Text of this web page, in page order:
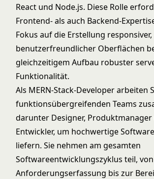
React und Node.js. Diese Rolle
Frontend- als auch Backend-
Fokus auf die Erstellung responsiver,
benutzerfreundlicher Oberflächen
gleichzeitigem Aufbau robuster
Funktionalität.
Als MERN-Stack-Developer arbeiten
funktionsübergreifenden Teams
darunter Designer,
Entwickler, um hochwertige
liefern. Sie nehmen am gesamten
Softwareentwicklungszyklus teil,
Anforderungserfassung bis zur